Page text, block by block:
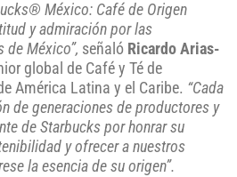
México: Café de Origen
y admiración por las
de México”, señaló Ricardo Arias-
global de Café y Té de
América Latina y el Caribe. “Cada
de generaciones de productores y
de Starbucks por honrar su
y ofrecer a nuestros
la esencia de su origen”.